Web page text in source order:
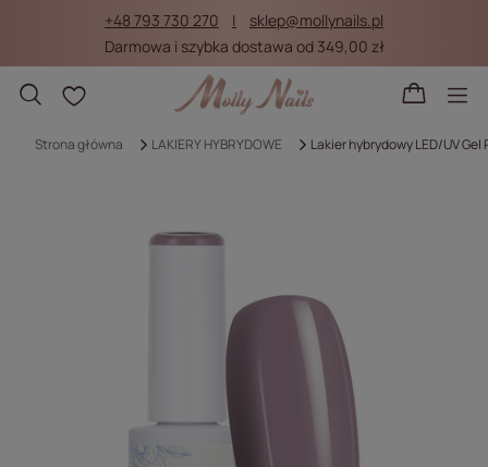
+48 793 730 270
sklep@mollynails.pl
Darmowa i szybka dostawa od 349,00 zł
Listy zakupowe
Strona główna LAKIERY HYBRYDOWE Lakier hybrydowy LED/UV